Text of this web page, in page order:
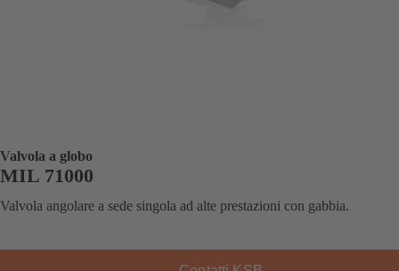
Valvola a globo
MIL 71000
Valvola angolare a sede singola ad alte prestazioni con gabbia.